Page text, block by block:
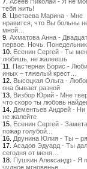
тебя жить!
8. Цветаева Марина - Мне
нравится, что Вы больны
мной…
9. Ахматова Анна -
первое. Ночь. Понедельник.
10. Есенин Сергей - Ты
любишь, не жалеешь
11. Пастернак Борис -
иных – тяжелый крест…
12. Высоцкая Ольга -
она бывает разной
13. Визбор Юрий - Мне
что скоро ты любовь
14. Дементьев Андрей - Ни
не жалейте
15. Есенин Сергей -
пожар голубой...
16. Друнина Юлия - Ты –
17. Асадов Эдуард - Ты
сегодня от меня…
18. Пушкин Александр - Я
чудное мгновенье...